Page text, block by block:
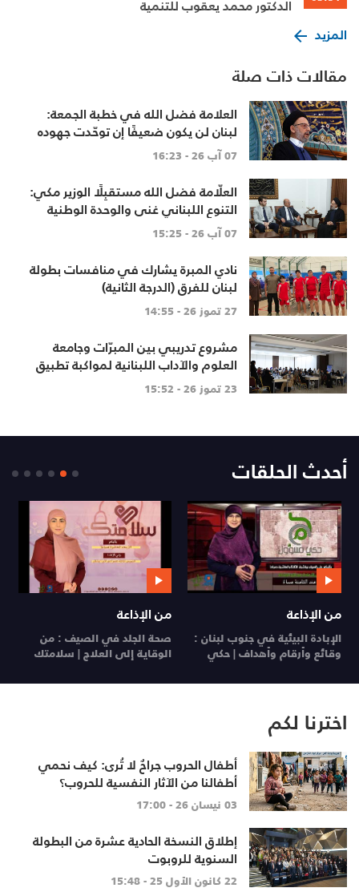
الدكتور محمد يعقوب للتنمية
المزيد
مقالات ذات صلة
العلامة فضل الله في خطبة الجمعة:
لبنان لن يكون ضعيفًا إن توحّدت جهوده
وخرج الجميع من حساباتهم الخاصّة
07 آب 26 - 16:23
العلّامة فضل الله مستقبِلًا الوزير مكي:
التنوع اللبناني غنى والوحدة الوطنية
أساس
07 آب 26 - 15:25
نادي المبرة يشارك في منافسات بطولة
لبنان للفرق (الدرجة الثانية)
27 تموز 26 - 14:55
مشروع تدريبي بين المبرّات وجامعة
العلوم والآداب اللبنانية لمواكبة تطبيق
المنهاج اللبناني المطوّ
23 تموز 26 - 15:52
أحدث الحلقات
من الإذاعة
الإبادة البيئية في جنوب لبنان :
وقائع وأرقام وأهداف | حكي
مسؤول
من الإذاعة
صحة الجلد في الصيف : من
الوقاية إلى العلاج | سلامتك
اخترنا لكم
أطفال الحروب جراحٌ لا تُرى: كيف نحمي
أطفالنا من الآثار النفسية للحروب؟
03 نيسان 26 - 17:00
إطلاق النسخة الحادية عشرة من البطولة
السنوية للروبوت
22 كانون الأول 25 - 15:48